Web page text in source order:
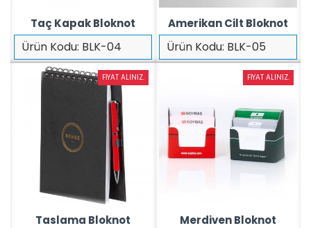
Ürün Kodu: BLK-04
Taç Kapak Bloknot
Ürün Kodu: BLK-05
Amerikan Cilt Bloknot
FIYAT ALINIZ.
Taslama Bloknot
FIYAT ALINIZ.
Merdiven Bloknot